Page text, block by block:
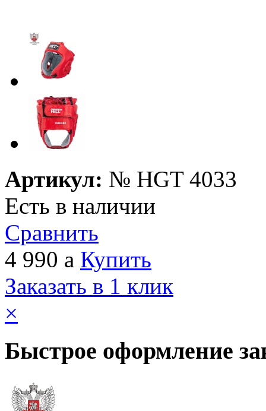
Артикул: № HGT 4033
Есть в наличии
Сравнить
4 990 a Купить
Заказать в 1 клик
×
Быстрое оформление